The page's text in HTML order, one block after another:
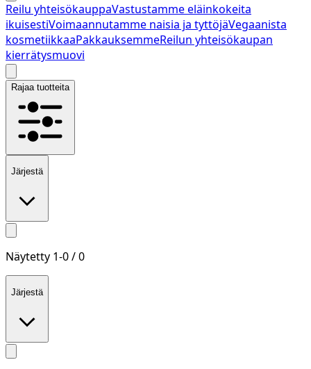
Reilu yhteisökauppaVastustamme eläinkokeita
ikuisestiVoimaannutamme naisia ja tyttöjäVegaanista
kosmetiikkaaPakkauksemmeReilun yhteisökaupan
kierrätysmuovi
Rajaa tuotteita
Järjestä
Näytetty 1-0/0
Järjestä